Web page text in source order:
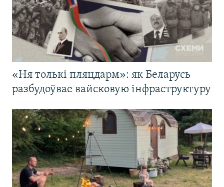
«Ня толькі пляцдарм»: як Беларусь
разбудоўвае вайсковую інфраструктуру